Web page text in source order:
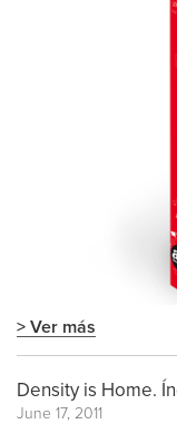
> Ver más
Density is Home.
June 17, 2011